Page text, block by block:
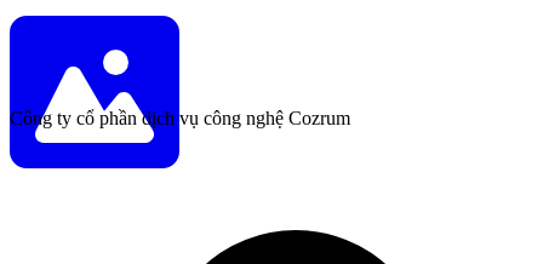
Công ty cổ phần dịch vụ công nghệ Cozrum